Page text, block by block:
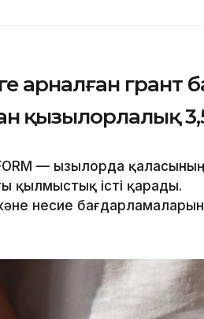
арналған грант
қызылорлалық
— Қызылорда
қылмыстық істі қарады.
несие